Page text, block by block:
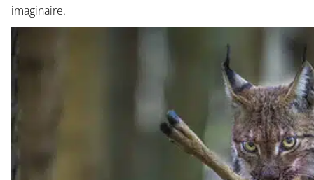
imaginaire.